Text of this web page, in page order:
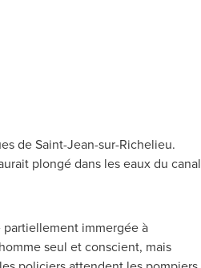
deSaint-Jean-sur-Richelieu.
plongé dans les eaux du canal
immergée à
seul et conscient, mais